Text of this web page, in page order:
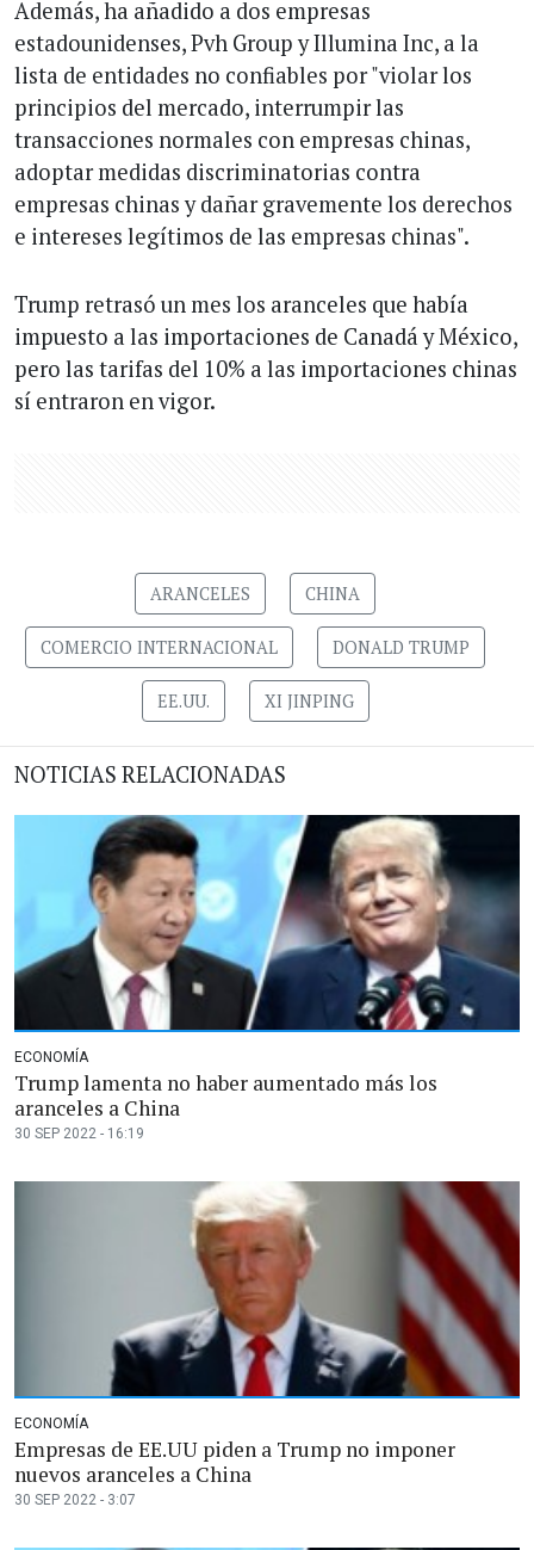
Además, ha añadido a dos empresas
estadounidenses, Pvh Group y Illumina Inc, a la
lista de entidades no confiables por "violar los
principios del mercado, interrumpir las
transacciones normales con empresas chinas,
adoptar medidas discriminatorias contra
empresas chinas y dañar gravemente los derechos
e intereses legítimos de las empresas chinas".
Trump retrasó un mes los aranceles que había
impuesto a las importaciones de Canadá y México,
pero las tarifas del 10% a las importaciones chinas
sí entraron en vigor.
ARANCELES CHINA
COMERCIO INTERNACIONAL DONALD TRUMP
EE.UU. XI JINPING
NOTICIAS RELACIONADAS
ECONOMÍA
Trump lamenta no haber aumentado más los
aranceles a China
30 SEP 2022 - 16:19
ECONOMÍA
Empresas de EE.UU piden a Trump no imponer
nuevos aranceles a China
30 SEP 2022 - 3:07